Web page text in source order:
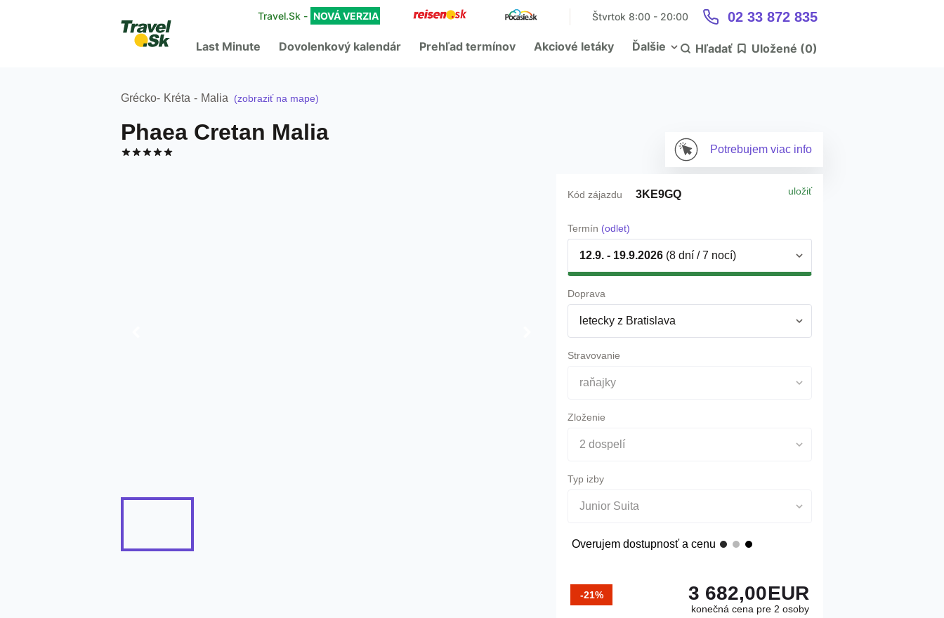
Last Minute Dovolenkový kalendár Prehľad termínov Akciové letáky Ďalšie
Štvrtok 8:00 - 20:00 02 33 872 835
Travel.Sk - NOVÁ VERZIA
Hľadať Uložené (0)
Grécko- Kréta - Malia (zobraziť na mape)
Phaea Cretan Malia
Potrebujem viac info
uložiť
Kód zájazdu 3KE9GQ
Termín (odlet)
12.9. - 19.9.2026 (8 dní / 7 nocí)
Doprava
letecky z Bratislava
Stravovanie
raňajky
Zloženie
2 dospelí
Typ izby
Junior Suita
Overujem dostupnosť a cenu
-21%
konečná cena pre 2 osoby
3 682,00EUR